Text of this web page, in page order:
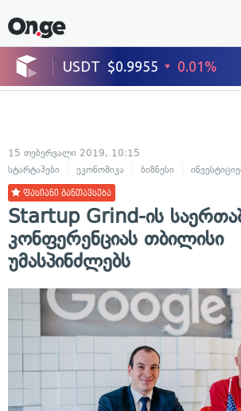
15 თებერვალი 2019, 10:15
სტარტაპები
ეკონომიკა ბიზნესი
ფასიანი განთავსება
Startup Grind-ის
კონფერენციას თბილისი
უმასპინძლებს